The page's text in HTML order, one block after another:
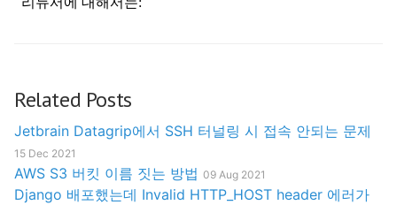
Related Posts
Jetbrain Datagrip에서 SSH 터널링 시 접속 안되는 문제
15 Dec 2021
AWS S3 버킷 이름 짓는 방법 09 Aug 2021
Django 배포했는데 Invalid HTTP_HOST header 에러가